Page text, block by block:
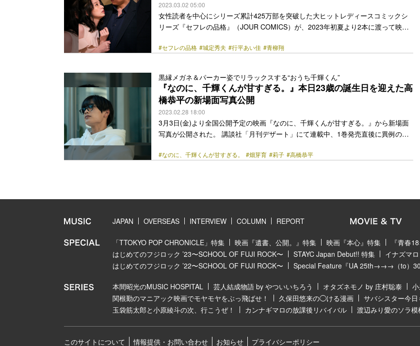
2023.03.02 05:00
女性読者を中心にシリーズ累計425万部を突破した大ヒットレディースコミックシ
リーズ『セフレの品格』（JOUR COMICS）が、2023年初夏より2本に渡って映画
相手・一樹と一夜をともにした。夢のような世界でとろける心と身体。だが、そん
物たちのリアルかつ複雑な感情のもつれや性の欲求を大胆に描いた本作。起伏に富
んだストーリーが大人の女性を中心に「あまりにリアルな感情が多… <a
class="more-link" href="https://bezzy.jp/2023/03/20446/"></a>
#セフレの品格 #城定秀夫 #行平あい佳 #青柳翔
黒縁メガネ＆パーカー姿でリラックスする“おうち千輝くん”
『なのに、千輝くんが甘すぎる。』本日23歳の誕生日を迎えた高
橋恭平の新場面写真公開
2023.02.28 18:00
3月3日(金)より全国公開予定の映画『なのに、千輝くんが甘すぎる。』から新場面
写真が公開された。 講談社「月刊デザート」にて連載中、1巻発売直後に異例のス
ミックを実写映画化した本作。主人公・千輝彗を演じるのは、「なにわ男子」の高
るところを陸上部のエースで学校一のイケメン・千輝くん（高橋恭平）に見ら… <a
#なのに、千輝くんが甘すぎる。 #畑芽育 #莉子 #高橋恭平
JAPAN OVERSEAS INTERVIEW COLUMN REPORT
「TTOKYO POP CHRONICLE」特集 映画『遺書、公開。』特集 映画『本心』特集
『青春
はじめてのフジロック ’23〜SCHOOL OF FUJI ROCK〜
STAYC Japan Debut!! 特集
イナズマ
はじめてのフジロック ’22〜SCHOOL OF FUJI ROCK〜
Special Feature『UA 25th→→→（to）
本間昭光のMUSIC HOSPITAL 芸人結成物語 by やついいちろう オタズネモノ by 庄村聡泰
関根勤のマニアック映画でモヤモヤをぶっ飛ばせ！
久保田悠来の◯ける漫画 サバシスター今日
玉袋筋太郎と小原綾斗の次、行こうぜ！
カンナギマロの放課後リバイバル 渡辺みり愛のソラ模
このサイトについて 情報提供・お問い合わせ お知らせ プライバシーポリシー